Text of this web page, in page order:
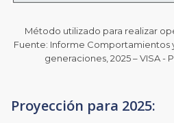
Método utilizado para realizar
Fuente: Informe
generaciones, 2025 – VISA -
Proyección para 2025: